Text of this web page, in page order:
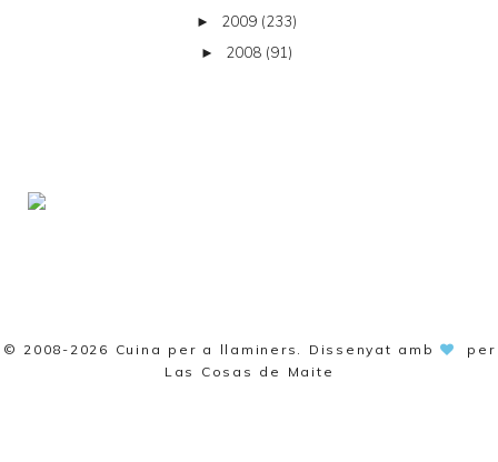
► 2009 (233)
► 2008 (91)
© 2008-2026 Cuina per a llaminers . Dissenyat amb
per
Las Cosas de Maite